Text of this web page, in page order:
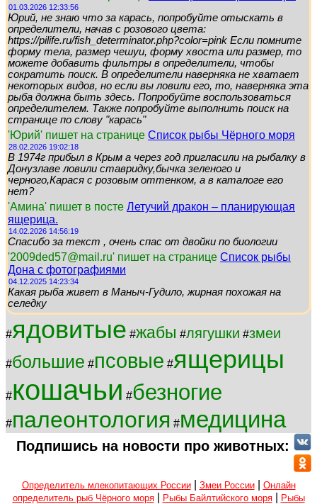
01.03.2026 12:33:56
Юрий, не знаю что за карась, попробуйте отыскать в
определители, начав с розового цвета:
https://pilife.ru/fish_determinator.php?color=pink Если помните
форму тела, размер чешуи, форму хвоста или размер, то
можете добавить фильтры в определители, чтобы
сократить поиск. В определители наверняка не хватает
некоторых видов, но если вы ловили его, то, наверняка эта
рыба должна быть здесь. Попробуйте воспользоваться
определителем. Также попробуйте выполнить поиск на
странице по слову "карась"
'Юрий' пишет на странице Список рыбы Чёрного моря
28.02.2026 19:02:18
В 1974г прибыл в Крым а через год пригласили на рыбалку в
Донузлаве ловили ставридку,бычка зеленого и
черного,Карася с розовым оттенком, а в каталоге его
нет?
'Амина' пишет в посте Летучий дракон – планирующая
ящерица.
14.02.2026 14:56:19
Спасибо за текст , очень спас от двойки по биологии
'2009ded57@mail.ru' пишет на странице Список рыбы
Дона с фотографиями
04.12.2025 14:23:34
Какая рыба живет в Маныч-Гудило, жирная похожая на
селедку
#ядовитые #жабы #лягушки #змеи
#большие #псовые #ящерицы
#кошачьи #безногие
#палеонтология #медицина
Подпишись на новости про животных:
Определитель млекопитающих России| Змеи России| Онлайн
определитель рыб Чёрного моря| Рыбы Байлтийского моря|
Рыбы